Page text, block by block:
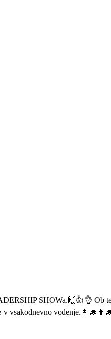
SHOWa.🙌👍👌 Ob
vsakodnevno